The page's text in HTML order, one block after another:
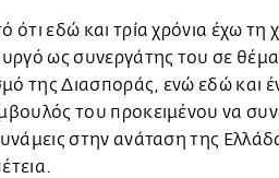
ότι εδώ και τρία χρόνια έχω τη
ως συνεργάτης του σε
της Διασποράς, ενώ εδώ και
του προκειμένου να
στην ανάταση της